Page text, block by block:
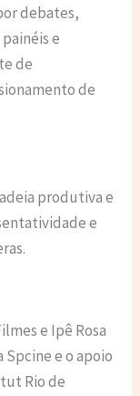
debates,
e
de
de
produtiva e
e
e Ipê Rosa
e o apoio
Rio de